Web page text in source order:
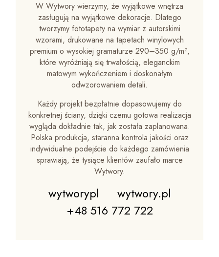
W Wytwory wierzymy, że wyjątkowe wnętrza
zasługują na wyjątkowe dekoracje. Dlatego
tworzymy fototapety na wymiar z autorskimi
wzorami, drukowane na tapetach winylowych
premium o wysokiej gramaturze 290–350 g/m²,
które wyróżniają się trwałością, eleganckim
matowym wykończeniem i doskonałym
odwzorowaniem detali.
Każdy projekt bezpłatnie dopasowujemy do
konkretnej ściany, dzięki czemu gotowa realizacja
wygląda dokładnie tak, jak została zaplanowana.
Polska produkcja, staranna kontrola jakości oraz
indywidualne podejście do każdego zamówienia
sprawiają, że tysiące klientów zaufało marce
Wytwory.
wytworypl
wytwory.pl
+48 516 772 722